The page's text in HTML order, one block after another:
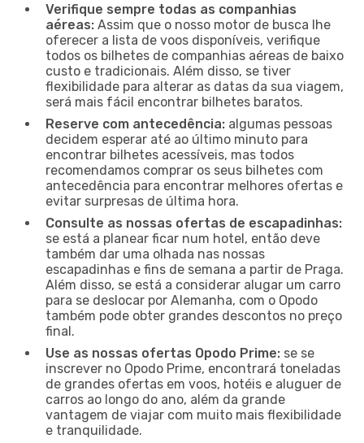
Verifique sempre todas as companhias
aéreas: Assim que o nosso motor de busca lhe
oferecer a lista de voos disponíveis, verifique
todos os bilhetes de companhias aéreas de baixo
custo e tradicionais. Além disso, se tiver
flexibilidade para alterar as datas da sua viagem,
será mais fácil encontrar bilhetes baratos.
Reserve com antecedência: algumas pessoas
decidem esperar até ao último minuto para
encontrar bilhetes acessíveis, mas todos
recomendamos comprar os seus bilhetes com
antecedência para encontrar melhores ofertas e
evitar surpresas de última hora.
Consulte as nossas ofertas de escapadinhas:
se está a planear ficar num hotel, então deve
também dar uma olhada nas nossas
escapadinhas e fins de semana a partir de Praga.
Além disso, se está a considerar alugar um carro
para se deslocar por Alemanha, com o Opodo
também pode obter grandes descontos no preço
final.
Use as nossas ofertas Opodo Prime: se se
inscrever no Opodo Prime, encontrará toneladas
de grandes ofertas em voos, hotéis e aluguer de
carros ao longo do ano, além da grande
vantagem de viajar com muito mais flexibilidade
e tranquilidade.